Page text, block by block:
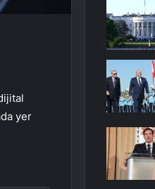
yer